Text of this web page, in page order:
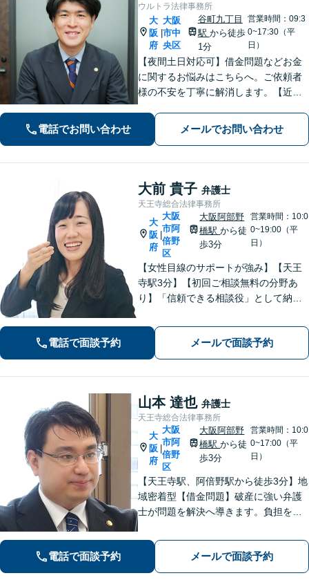
ウルトラ法律事務所
大
阪
府
|
大阪
市中
央区
谷町九丁目
駅 から徒歩
1分
営業時間：09:3
0~17:30（平
日）
【夜間土日対応可】借金問題などお金
に関するお悩みはこちらへ。ご依頼者
様の不安を丁寧に解消します。【近鉄
電話でお問い合わせ メールでお問い合わせ
大前 貴子 弁護士
天王寺総合法律事務所
大
阪
府
大阪
市阿
倍野
区
大阪阿部野
橋駅から徒
歩3分
営業時間：10:0
0~19:00（平
日）
【女性目線のサポートが強み】【天王
寺駅3分】【初回ご相談無料の分野あ
り】「信頼できる相談役」として納得
問題】安心して相談できる環境・関係
づくりを心がけます【借金・債務整
理】経済状況に応じて適切な解決策を
ご提案します
電話で面談予約 メールで面談予約
山本 達也 弁護士
天王寺総合法律事務所
大
阪
府
大阪
市阿
倍野
区
大阪阿部野
橋駅から徒
歩3分
営業時間：10:0
0~17:00（平
日）
【天王寺駅、阿倍野駅から徒歩3分】地
域密着型【借金問題】破産に強い弁護
士が問題を解決へ導きます。負担を減
題】不貞の慰謝料請求、離婚協議・調
停、熟年離婚に対応。お一人で悩まず
ご相談ください。【夜間休日対応可】
電話で面談予約 メールで面談予約